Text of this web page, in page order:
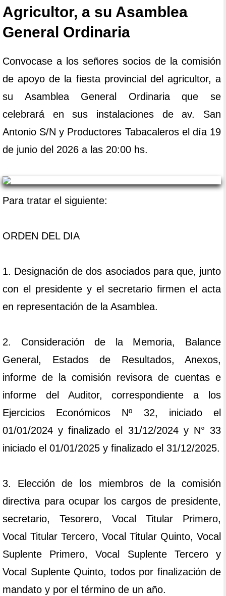
Agricultor, a su Asamblea
General Ordinaria
Convocase a los señores socios de la comisión
de apoyo de la fiesta provincial del agricultor, a
su Asamblea General Ordinaria que se
celebrará en sus instalaciones de av. San
Antonio S/N y Productores Tabacaleros el día 19
de junio del 2026 a las 20:00 hs.
Para tratar el siguiente:
ORDEN DEL DIA
1. Designación de dos asociados para que, junto
con el presidente y el secretario firmen el acta
en representación de la Asamblea.
2. Consideración de la Memoria, Balance
General, Estados de Resultados, Anexos,
informe de la comisión revisora de cuentas e
informe del Auditor, correspondiente a los
Ejercicios Económicos Nº 32, iniciado el
01/01/2024 y finalizado el 31/12/2024 y N° 33
iniciado el 01/01/2025 y finalizado el 31/12/2025.
3. Elección de los miembros de la comisión
directiva para ocupar los cargos de presidente,
secretario, Tesorero, Vocal Titular Primero,
Vocal Titular Tercero, Vocal Titular Quinto, Vocal
Suplente Primero, Vocal Suplente Tercero y
Vocal Suplente Quinto, todos por finalización de
mandato y por el término de un año.